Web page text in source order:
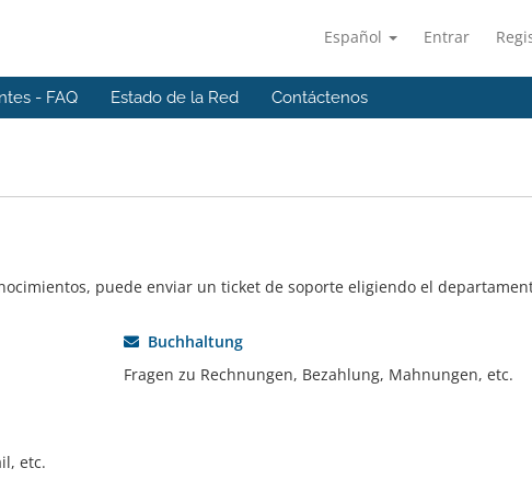
Español Entrar
- FAQ Estado de la Red Contáctenos
puede enviar un ticket de soporte eligiendo el
Buchhaltung
Fragen zu Rechnungen, Bezahlung, Mahnungen, etc.
etc.